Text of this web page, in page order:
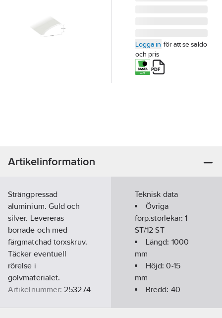
Logga in för att se saldo
och pris
Artikelinformation
Strängpressad
aluminium. Guld och
silver. Levereras
borrade och med
färgmatchad torxskruv.
Täcker eventuell
rörelse i
golvmaterialet.
Artikelnummer: 253274
Teknisk data
Övriga
förp.storlekar:1
ST/12 ST
Längd: 1000
mm
Höjd:0-15
mm
Bredd: 40